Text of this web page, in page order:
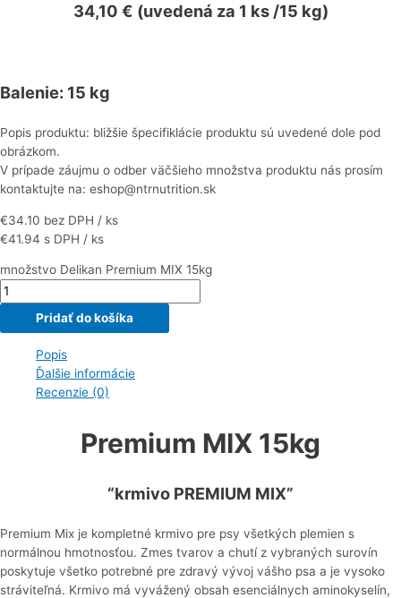
34,10 € (uvedená za 1 ks /15 kg)
Balenie: 15 kg
Popis produktu: bližšie špecifiklácie produktu sú uvedené dole pod
obrázkom.
V prípade záujmu o odber väčšieho množstva produktu nás prosím
kontaktujte na: eshop@ntrnutrition.sk
€34.10 bez DPH / ks
€41.94 s DPH / ks
množstvo Delikan Premium MIX 15kg
Pridať do košíka
Popis
Ďalšie informácie
Recenzie (0)
Premium MIX 15kg
“krmivo PREMIUM MIX”
Premium Mix je kompletné krmivo pre psy všetkých plemien s
normálnou hmotnosťou. Zmes tvarov a chutí z vybraných surovín
poskytuje všetko potrebné pre zdravý vývoj vášho psa a je vysoko
stráviteľná. Krmivo má vyvážený obsah esenciálnych aminokyselín,